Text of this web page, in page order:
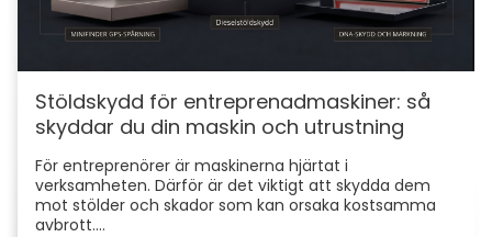
Stöldskydd för entreprenadmaskiner: så
skyddar du din maskin och utrustning
För entreprenörer är maskinerna hjärtat i
verksamheten. Därför är det viktigt att skydda dem
mot stölder och skador som kan orsaka kostsamma
avbrott....